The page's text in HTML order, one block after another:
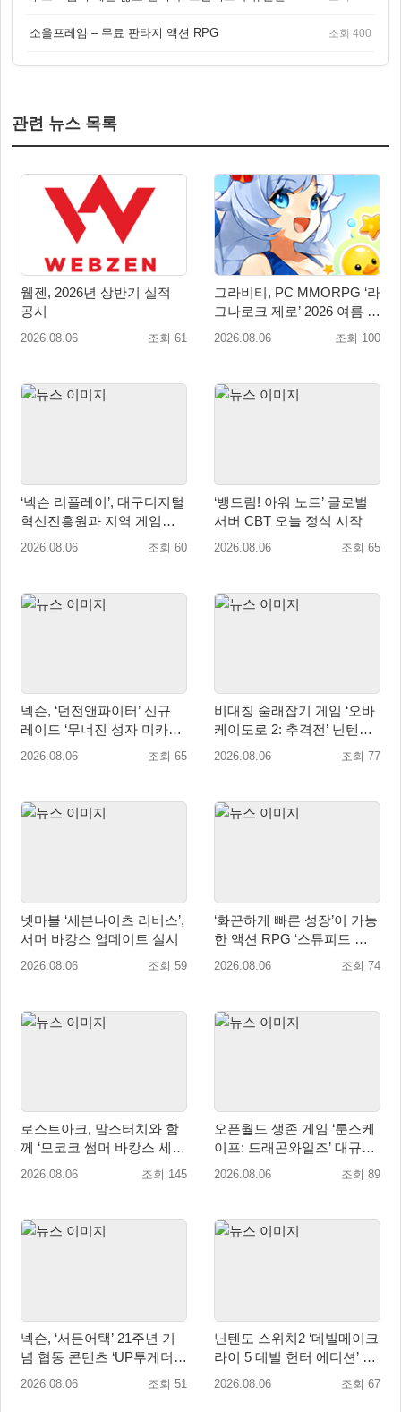
소울프레임 – 무료 판타지 액션 RPG 조회 400
관련 뉴스 목록
웹젠, 2026년 상반기 실적
공시
2026.08.06 조회 61
그라비티, PC MMORPG ‘라
그나로크 제로’ 2026 여름 프
로모션 진행!
2026.08.06 조회 100
‘넥슨 리플레이’, 대구디지털
혁신진흥원과 지역 게임산
업 육성 위한 업무협약 체결
2026.08.06 조회 60
‘뱅드림! 아워 노트’ 글로벌
서버 CBT 오늘 정식 시작
2026.08.06 조회 65
넥슨, ‘던전앤파이터’ 신규
레이드 ‘무너진 성자 미카엘
라’ 업데이트!
2026.08.06 조회 65
비대칭 술래잡기 게임 ‘오바
케이도로 2: 추격전’ 닌텐도
eShop 출시
2026.08.06 조회 77
넷마블 ‘세븐나이츠 리버스’,
서머 바캉스 업데이트 실시
2026.08.06 조회 59
‘화끈하게 빠른 성장’이 가능
한 액션 RPG ‘스튜피드 네
버 다이즈’ 패키지판 예약판
2026.08.06 조회 74
로스트아크, 맘스터치와 함
께 ‘모코코 썸머 바캉스 세
트’ 출시
2026.08.06 조회 145
오픈월드 생존 게임 ‘룬스케
이프: 드래곤와일즈’ 대규모
유저 편의성 개선 및 사이드
2026.08.06 조회 89
넥슨, ‘서든어택’ 21주년 기
념 협동 콘텐츠 ‘UP투게더’
업데이트
2026.08.06 조회 51
닌텐도 스위치2 ‘데빌메이크
라이 5 데빌 헌터 에디션’ 패
키지 제품 8월 7일 예약판매
2026.08.06 조회 67